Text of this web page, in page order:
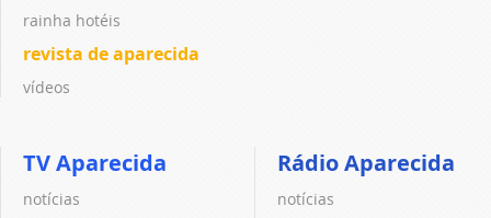
rainha hotéis
revista de aparecida
vídeos
TV Aparecida
notícias
Rádio Aparecida
notícias